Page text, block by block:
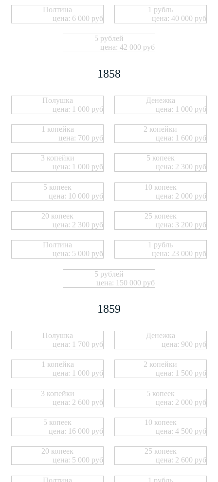
Полтина
цена: 6 000 руб
1 рубль
цена: 40 000 руб
5 рублей
цена: 42 000 руб
1858
Полушка
цена: 1 000 руб
Денежка
цена: 1 000 руб
1 копейка
цена: 700 руб
2 копейки
цена: 1 600 руб
3 копейки
цена: 1 000 руб
5 копеек
цена: 2 300 руб
5 копеек
цена: 10 000 руб
10 копеек
цена: 2 000 руб
20 копеек
цена: 2 300 руб
25 копеек
цена: 3 200 руб
Полтина
цена: 5 000 руб
1 рубль
цена: 23 000 руб
5 рублей
цена: 150 000 руб
1859
Полушка
цена: 1 700 руб
Денежка
цена: 900 руб
1 копейка
цена: 1 000 руб
2 копейки
цена: 1 500 руб
3 копейки
цена: 2 600 руб
5 копеек
цена: 2 000 руб
5 копеек
цена: 16 000 руб
10 копеек
цена: 4 500 руб
20 копеек
цена: 5 000 руб
25 копеек
цена: 2 600 руб
Полтина 1 рубль